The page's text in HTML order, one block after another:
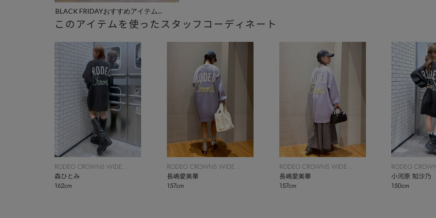
BLACK FRIDAYおすすめアイテム...
このアイテムを使ったスタッフコーディネート
RODEO CROWNS WIDE
BOWL
森ひとみ
162cm
RODEO CROWNS WIDE
BOWL
長嶋愛美華
157cm
RODEO CROWNS WIDE
BOWL
長嶋愛美華
157cm
RODEO
BOWL
小河原 知沙乃
150cm